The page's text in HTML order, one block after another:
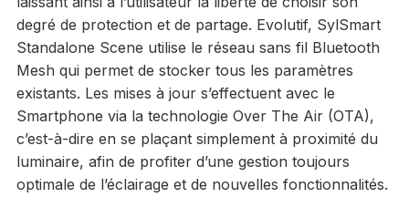
degré de protection et de partage. Evolutif, SylSmart
Standalone Scene utilise le réseau sans fil Bluetooth
Mesh qui permet de stocker tous les paramètres
existants. Les mises à jour s’effectuent avec le
Smartphone via la technologie Over The Air (OTA),
c’est-à-dire en se plaçant simplement à proximité du
luminaire, afin de profiter d’une gestion toujours
optimale de l’éclairage et de nouvelles fonctionnalités.